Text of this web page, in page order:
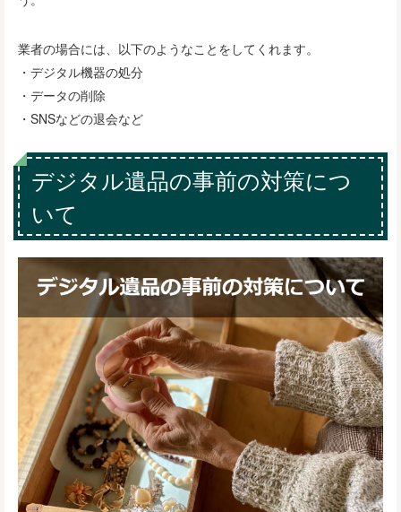
業者の場合には、以下のようなことをしてくれます。
・デジタル機器の処分
・データの削除
・SNSなどの退会など
デジタル遺品の事前の対策につ
いて